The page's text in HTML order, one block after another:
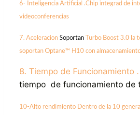
6- Inteligencia Artificia l .Chip integrad de
videoconferencias
7. Aceleracion Soportan Turbo Boost 3.0 la
soportan Optane™ H10 con
8. Tiempo de Funcionamiento .
tiempo de funcionamiento de
10-Alto rendimiento Dentro de la 10